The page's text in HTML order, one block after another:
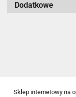
Dodatkowe
Sklep internetowy na